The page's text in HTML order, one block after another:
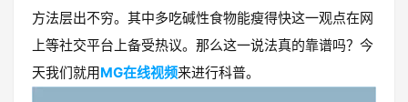
方法层出不穷。其中多吃碱性食物能瘦得快这一观点在网
上等社交平台上备受热议。那么这一说法真的靠谱吗？今
天我们就用MG在线视频来进行科普。